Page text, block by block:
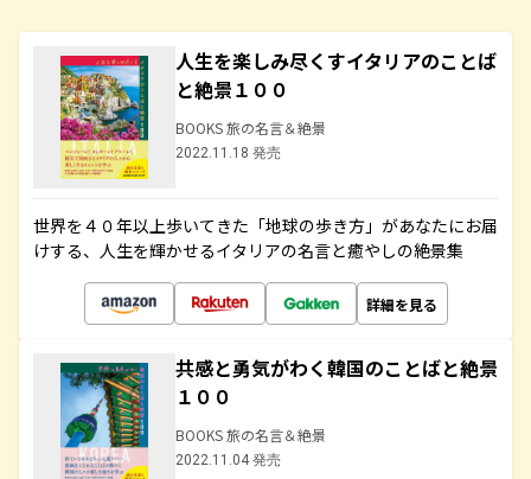
人生を楽しみ尽くすイタリアのことば
と絶景１００
BOOKS 旅の名言＆絶景
2022.11.18 発売
世界を４０年以上歩いてきた「地球の歩き方」があなたにお届
けする、人生を輝かせるイタリアの名言と癒やしの絶景集
詳細を見る
共感と勇気がわく韓国のことばと絶景
１００
BOOKS 旅の名言＆絶景
2022.11.04 発売